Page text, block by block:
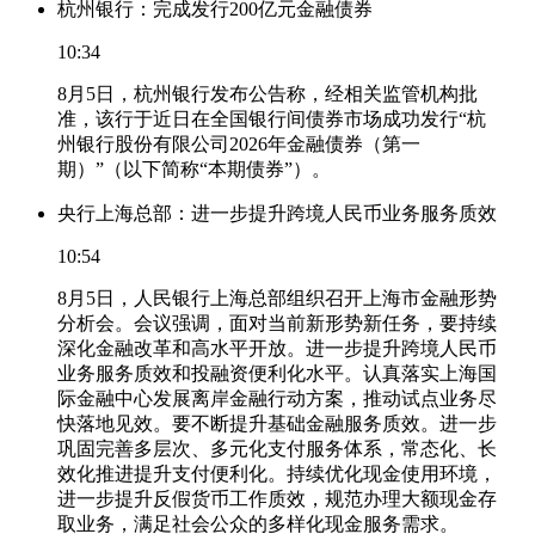
杭州银行：完成发行200亿元金融债券
10:34
8月5日，杭州银行发布公告称，经相关监管机构批
准，该行于近日在全国银行间债券市场成功发行“杭
州银行股份有限公司2026年金融债券（第一
期）”（以下简称“本期债券”）。
央行上海总部：进一步提升跨境人民币业务服务质效
10:54
8月5日，人民银行上海总部组织召开上海市金融形势
分析会。会议强调，面对当前新形势新任务，要持续
深化金融改革和高水平开放。进一步提升跨境人民币
业务服务质效和投融资便利化水平。认真落实上海国
际金融中心发展离岸金融行动方案，推动试点业务尽
快落地见效。要不断提升基础金融服务质效。进一步
巩固完善多层次、多元化支付服务体系，常态化、长
效化推进提升支付便利化。持续优化现金使用环境，
进一步提升反假货币工作质效，规范办理大额现金存
取业务，满足社会公众的多样化现金服务需求。